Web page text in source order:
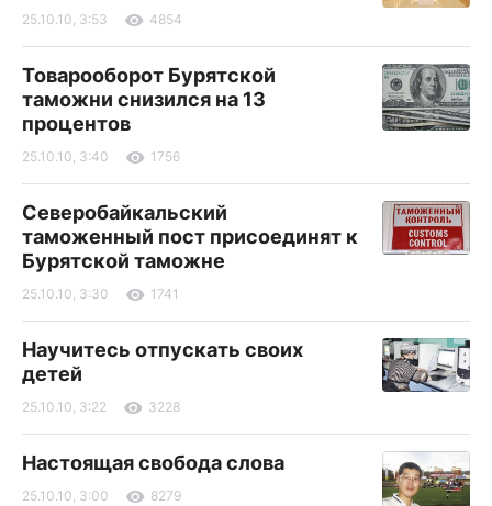
25.10.10, 3:53 4854
Товарооборот Бурятской
таможни снизился на 13
процентов
25.10.10, 3:40 1756
Северобайкальский
таможенный пост присоединят к
Бурятской таможне
25.10.10, 3:30 1741
Научитесь отпускать своих
детей
25.10.10, 3:22 3228
Настоящая свобода слова
25.10.10, 3:00 8279